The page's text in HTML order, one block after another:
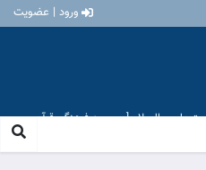
ورود | عضویت
علیهم السلام [ موسسه فرهنگی قرآن و